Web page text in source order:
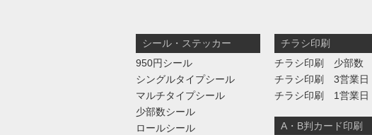
シール・ステッカー
950円シール
シングルタイプシール
マルチタイプシール
少部数シール
ロールシール
チラシ印刷
チラシ印刷 少部数
チラシ印刷 3営業日
チラシ印刷 1営業日
A・B判カード印刷